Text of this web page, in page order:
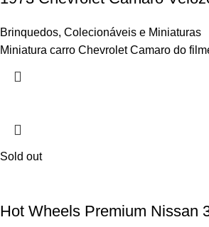
Brinquedos, Colecionáveis e Miniaturas
Miniatura carro Chevrolet Camaro do
Sold out
Hot Wheels Premium Nissan